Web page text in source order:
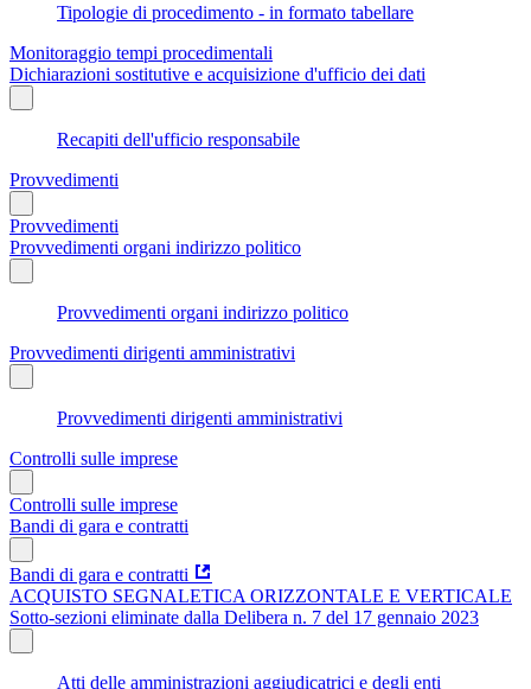
Tipologie di procedimento - in formato tabellare
Monitoraggio tempi procedimentali
Dichiarazioni sostitutive e acquisizione d'ufficio dei dati
Recapiti dell'ufficio responsabile
Provvedimenti
Provvedimenti
Provvedimenti organi indirizzo politico
Provvedimenti organi indirizzo politico
Provvedimenti dirigenti amministrativi
Provvedimenti dirigenti amministrativi
Controlli sulle imprese
Controlli sulle imprese
Bandi di gara e contratti
Bandi di gara e contratti
ACQUISTO SEGNALETICA ORIZZONTALE E VERTICALE
Sotto-sezioni eliminate dalla Delibera n. 7 del 17 gennaio 2023
Atti delle amministrazioni aggiudicatrici e degli enti